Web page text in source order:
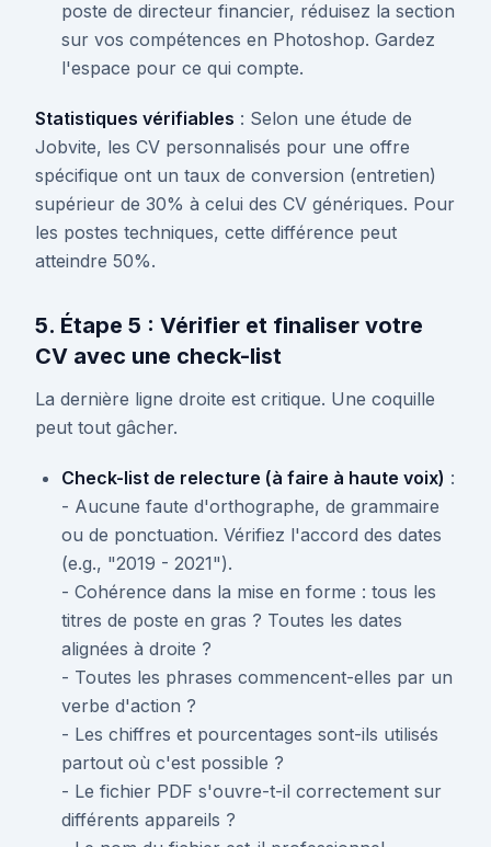
poste de directeur financier, réduisez la section
sur vos compétences en Photoshop. Gardez
l'espace pour ce qui compte.
Statistiques vérifiables : Selon une étude de
Jobvite, les CV personnalisés pour une offre
spécifique ont un taux de conversion (entretien)
supérieur de 30% à celui des CV génériques. Pour
les postes techniques, cette différence peut
atteindre 50%.
5. Étape 5 : Vérifier et finaliser votre
CV avec une check-list
La dernière ligne droite est critique. Une coquille
peut tout gâcher.
Check-list de relecture (à faire à haute voix) :
- Aucune faute d'orthographe, de grammaire
ou de ponctuation. Vérifiez l'accord des dates
(e.g., "2019 - 2021").
- Cohérence dans la mise en forme : tous les
titres de poste en gras ? Toutes les dates
alignées à droite ?
- Toutes les phrases commencent-elles par un
verbe d'action ?
- Les chiffres et pourcentages sont-ils utilisés
partout où c'est possible ?
- Le fichier PDF s'ouvre-t-il correctement sur
différents appareils ?